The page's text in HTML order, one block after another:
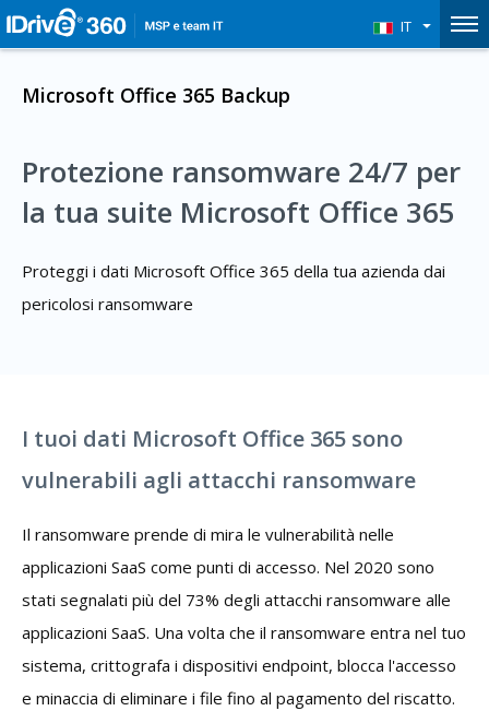
IT
Microsoft Office 365 Backup
Protezione ransomware 24/7 per
la tua suite Microsoft Office 365
Proteggi i dati Microsoft Office 365 della tua azienda dai
pericolosi ransomware
I tuoi dati Microsoft Office 365 sono
vulnerabili agli attacchi ransomware
Il ransomware prende di mira le vulnerabilità nelle
applicazioni SaaS come punti di accesso. Nel 2020 sono
stati segnalati più del 73% degli attacchi ransomware alle
applicazioni SaaS. Una volta che il ransomware entra nel tuo
sistema, crittografa i dispositivi endpoint, blocca l'accesso
e minaccia di eliminare i file fino al pagamento del riscatto.